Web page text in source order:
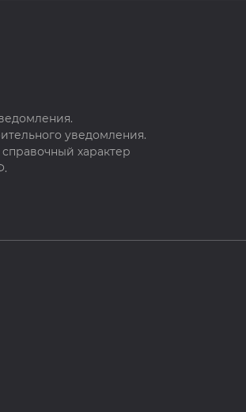
уведомления.
характер